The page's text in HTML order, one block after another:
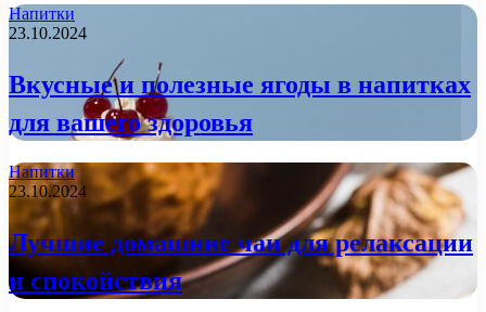
Напитки
23.10.2024
Вкусные и полезные ягоды в напитках
для вашего здоровья
Напитки
23.10.2024
Лучшие домашние чаи для релаксации
и спокойствия